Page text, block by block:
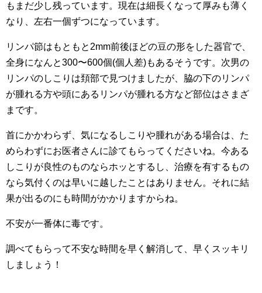
もまだ少し残っています。現在は細長くなって厚みも薄く
なり、左右一個ずつになっています。
リンパ節はもともと2mm前後ほどの豆の形をした器官で、
全身になんと300〜600個(個人差)もあるそうです。次男の
リンパのしこりは頚部で見つけましたが、脇の下のリンパ
が腫れる方や頭にあるリンパが腫れる方など部位はさまざ
まです。
首にかかわらず、気になるしこりや腫れがある場合は、た
めらわずにお医者さんに診てもらってくださいね。今ある
しこりが良性のものならホッとするし、治療を有するもの
なら気付くのは早いに越したことはありません。それに結
果が出るのにも時間がかかりますからね。
不安が一番体に毒です。
調べてもらって不安な時間を早く解消して、早くスッキリ
しましょう！